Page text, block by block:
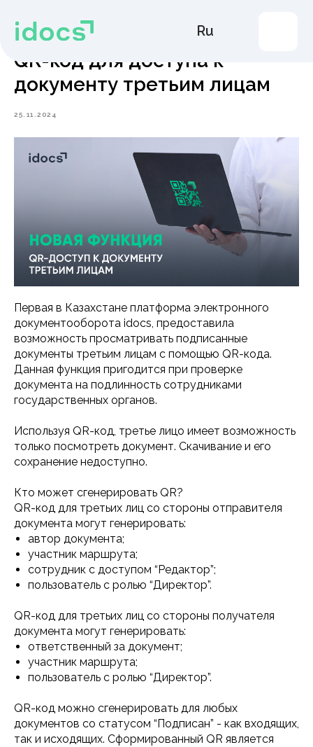
Продукты
Решения
Зарегистрироваться
Тарифы
Поддержка пользователей
Контакты
QR-код для доступа к
документу третьим лицам
25.11.2024
Первая в Казахстане платформа электронного
документооборота idocs, предоставила
возможность просматривать подписанные
документы третьим лицам с помощью QR-кода.
Данная функция пригодится при проверке
документа на подлинность сотрудниками
государственных органов.
Используя QR-код, третье лицо имеет возможность
только посмотреть документ. Скачивание и его
сохранение недоступно.
Кто может сгенерировать QR?
QR-код для третьих лиц со стороны отправителя
документа могут генерировать:
автор документа;
участник маршрута;
сотрудник с доступом “Редактор”;
пользователь с ролью “Директор”.
QR-код для третьих лиц со стороны получателя
документа могут генерировать:
ответственный за документ;
участник маршрута;
пользователь с ролью “Директор”.
QR-код можно сгенерировать для любых
документов со статусом “Подписан” - как входящих,
так и исходящих. Сформированный QR является